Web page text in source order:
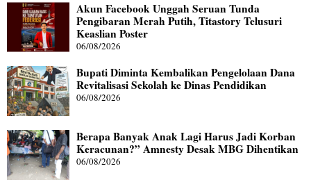
Akun Facebook Unggah Seruan Tunda
Pengibaran Merah Putih, Titastory Telusuri
Keaslian Poster
06/08/2026
Bupati Diminta Kembalikan Pengelolaan Dana
Revitalisasi Sekolah ke Dinas Pendidikan
06/08/2026
Berapa Banyak Anak Lagi Harus Jadi Korban
Keracunan?” Amnesty Desak MBG Dihentikan
06/08/2026